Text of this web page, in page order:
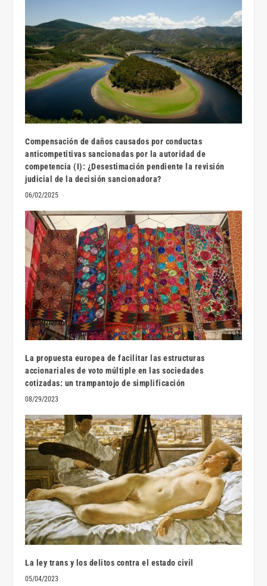
Compensación de daños causados por conductas
anticompetitivas sancionadas por la autoridad de
competencia (I): ¿Desestimación pendiente la revisión
judicial de la decisión sancionadora?
06/02/2025
La propuesta europea de facilitar las estructuras
accionariales de voto múltiple en las sociedades
cotizadas: un trampantojo de simplificación
08/29/2023
La ley trans y los delitos contra el estado civil
05/04/2023